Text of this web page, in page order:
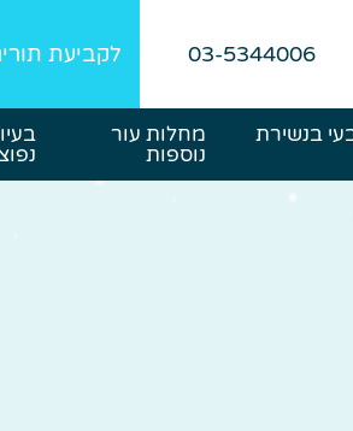
03-5344006 לקביעת
בנשירת
מחלות עור
נוספות